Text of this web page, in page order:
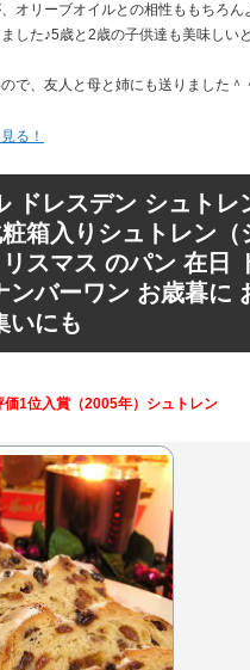
オリーブオイルとの相性ももちろん
した♪5歳と2歳の子供達も美味しい
で、友人と母と姉にも送りました＾
る！
ドレスデン シュトレ
箱入りシュトレン（
スマス のパン 在日
ンバーワン お歳暮に
いにも
価1位入賞（2005年）シュトレン